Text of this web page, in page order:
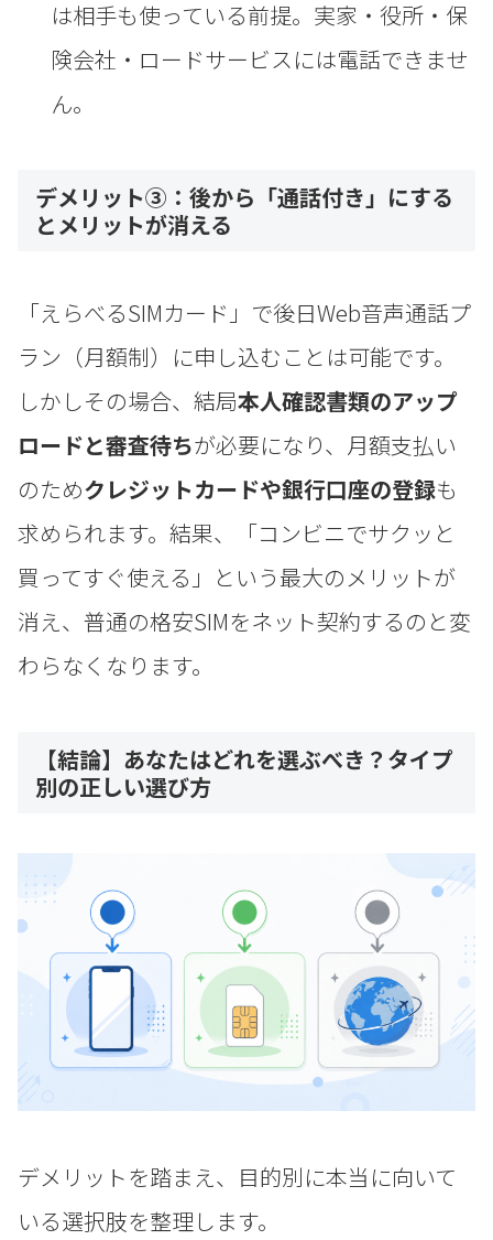
は相手も使っている前提。実家・役所・保
険会社・ロードサービスには電話できませ
ん。
デメリット③：後から「通話付き」にする
とメリットが消える
「えらべるSIMカード」で後日Web音声通話プ
ラン（月額制）に申し込むことは可能です。
しかしその場合、結局本人確認書類のアップ
ロードと審査待ちが必要になり、月額支払い
のためクレジットカードや銀行口座の登録も
求められます。結果、「コンビニでサクッと
買ってすぐ使える」という最大のメリットが
消え、普通の格安SIMをネット契約するのと変
わらなくなります。
【結論】あなたはどれを選ぶべき？タイプ
別の正しい選び方
デメリットを踏まえ、目的別に本当に向いて
いる選択肢を整理します。